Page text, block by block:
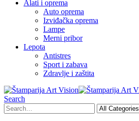
Alati i oprema
Auto oprema
Izviđačka oprema
Lampe
Merni pribor
Lepota
Antistres
Sport i zabava
Zdravlje i zaštita
Search